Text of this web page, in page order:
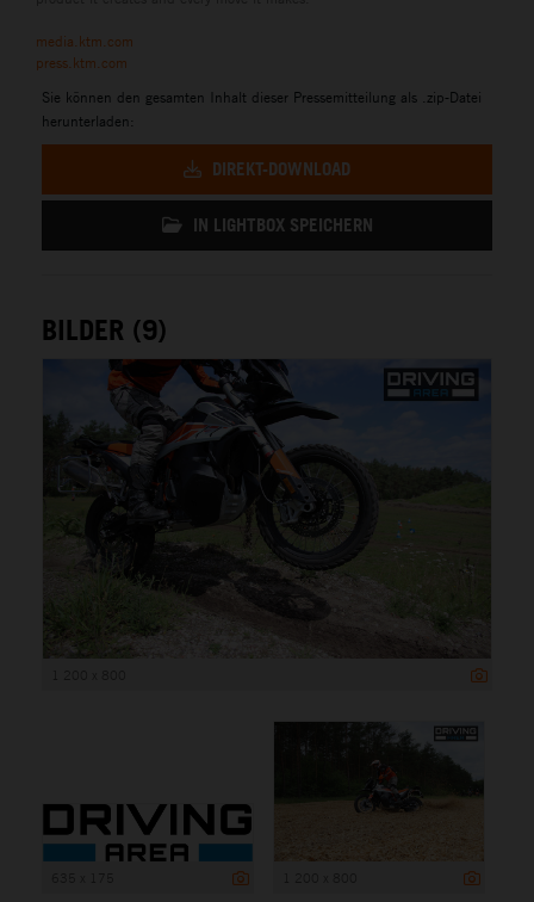
media.ktm.com
press.ktm.com
Sie können den gesamten Inhalt dieser Pressemitteilung als .zip-Datei
herunterladen:
DIREKT-DOWNLOAD
IN LIGHTBOX SPEICHERN
BILDER (9)